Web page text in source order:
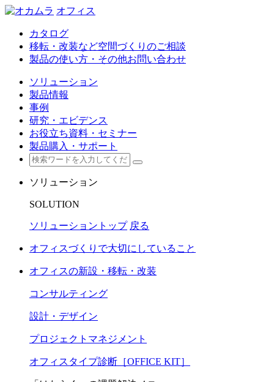
オフィス
カタログ
移転・改装など空間づくりのご相談
製品の使い方・その他お問い合わせ
ソリューション
製品情報
事例
研究・エビデンス
お役立ち資料・セミナー
製品購入・サポート
ソリューション
SOLUTION
ソリューショントップ 戻る
オフィスづくりで大切にしていること
オフィスの新設・移転・改装
コンサルティング
設計・デザイン
プロジェクトマネジメント
オフィスタイプ診断［OFFICE KIT］